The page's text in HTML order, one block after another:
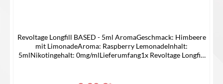
Revoltage Longfill BASED - 5ml AromaGeschmack: Himbeere
mit LimonadeAroma: Raspberry LemonadeInhalt:
5mlNikotingehalt: 0mg/mlLieferumfang1x Revoltage Longfill